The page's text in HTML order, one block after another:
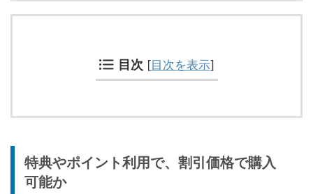
目次 [目次を表示]
特典やポイント利用で、割引価格で購入
可能か